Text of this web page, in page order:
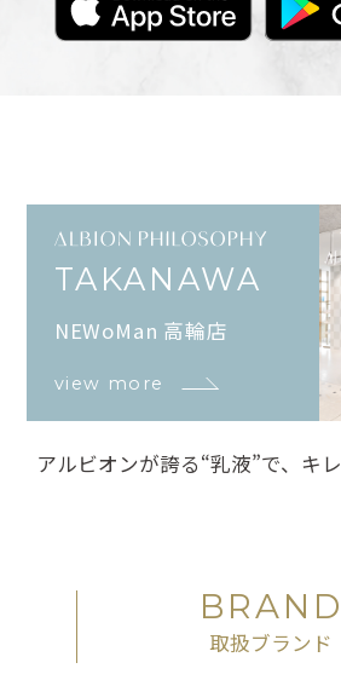
TAKANAWA
NEWoMan 高輪店
view more
アルビオンが誇る“乳液”で、キ
BRAND
取扱ブランド